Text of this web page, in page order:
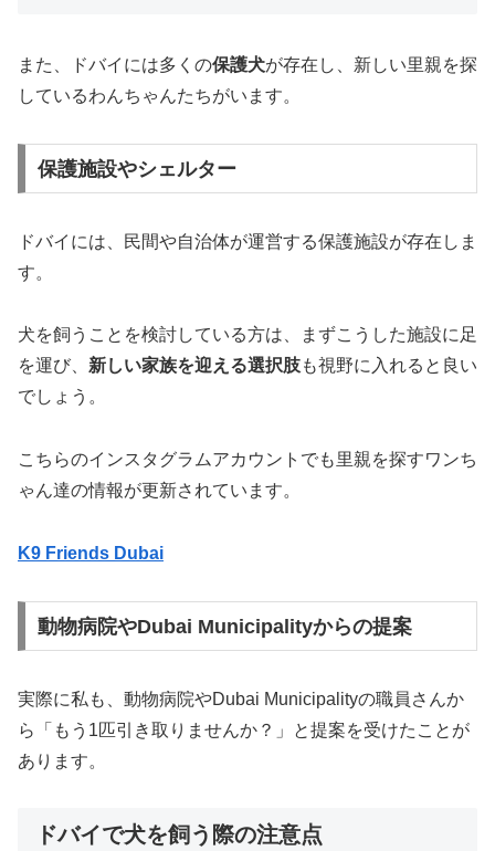
また、ドバイには多くの保護犬が存在し、新しい里親を探
しているわんちゃんたちがいます。
保護施設やシェルター
ドバイには、民間や自治体が運営する保護施設が存在しま
す。
犬を飼うことを検討している方は、まずこうした施設に足
を運び、 新しい家族を迎える選択肢も視野に入れると良い
でしょう。
こちらのインスタグラムアカウントでも里親を探すワンち
ゃん達の情報が更新されています。
K9 Friends Dubai
動物病院やDubai Municipalityからの提案
実際に私も、動物病院やDubai Municipalityの職員さんか
ら「もう1匹引き取りませんか？」と提案を受けたことが
あります。
ドバイで犬を飼う際の注意点